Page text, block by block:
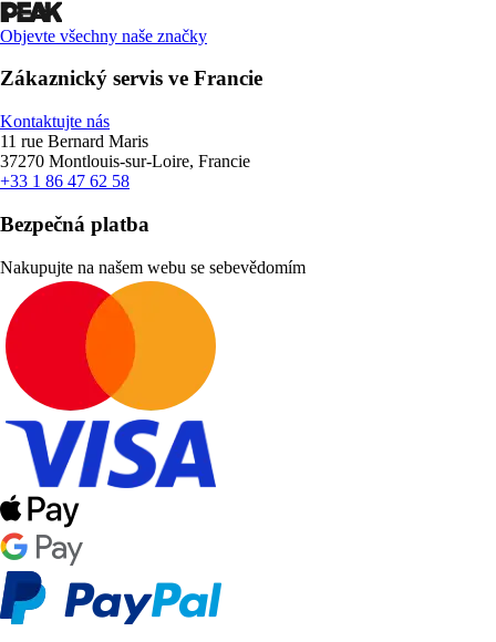
Objevte všechny naše značky
Zákaznický servis ve Francie
Kontaktujte nás
11 rue Bernard Maris
37270 Montlouis-sur-Loire, Francie
+33 1 86 47 62 58
Bezpečná platba
Nakupujte na našem webu se sebevědomím